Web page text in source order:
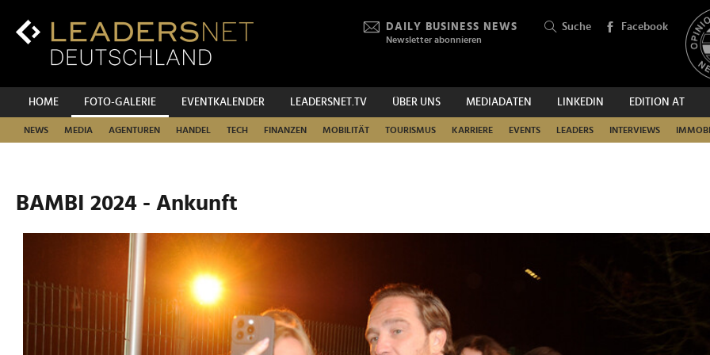
Inhalt
Hauptnavigation
DAILY BUSINESS NEWS
Newsletter abonnieren
Suche Facebook
HOME FOTO-GALERIE EVENTKALENDER LEADERSNET.TV ÜBER UNS MEDIADATEN LINKEDIN EDITION AT
NEWS MEDIA AGENTUREN HANDEL TECH FINANZEN MOBILITÄT TOURISMUS KARRIERE EVENTS LEADERS INTERVIEWS
SUCHEN
BAMBI 2024 - Ankunft